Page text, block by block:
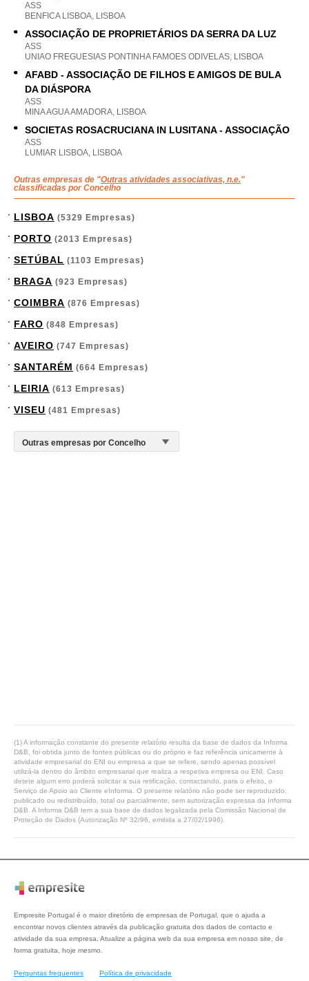
ASS
BENFICA LISBOA, LISBOA
ASSOCIAÇÃO DE PROPRIETÁRIOS DA SERRA DA LUZ
ASS
UNIAO FREGUESIAS PONTINHA FAMOES ODIVELAS, LISBOA
AFABD - ASSOCIAÇÃO DE FILHOS E AMIGOS DE BULA
DA DIÁSPORA
ASS
MINA AGUA AMADORA, LISBOA
SOCIETAS ROSACRUCIANA IN LUSITANA - ASSOCIAÇÃO
ASS
LUMIAR LISBOA, LISBOA
Outras empresas de "Outras atividades associativas, n.e."
classificadas por Concelho
LISBOA (5329 Empresas)
PORTO (2013 Empresas)
SETÚBAL (1103 Empresas)
BRAGA (923 Empresas)
COIMBRA (876 Empresas)
FARO (848 Empresas)
AVEIRO (747 Empresas)
SANTARÉM (664 Empresas)
LEIRIA (613 Empresas)
VISEU (481 Empresas)
(1) A informação constante do presente relatório resulta da base de dados da Informa
D&B, foi obtida junto de fontes públicas ou do próprio e faz referência unicamente à
atividade empresarial do ENI ou empresa a que se refere, sendo apenas possível
utilizá-la dentro do âmbito empresarial que realiza a respetiva empresa ou ENI. Caso
detete algum erro poderá solicitar a sua retificação, contactando, para o efeito, o
Serviço de Apoio ao Cliente eInforma. O presente relatório não pode ser reproduzido,
publicado ou redistribuído, total ou parcialmente, sem autorização expressa da Informa
D&B. A Informa D&B tem a sua base de dados legalizada pela Comissão Nacional de
Proteção de Dados (Autorização Nº 32/96, emitida a 27/02/1996).
Empresite Portugal é o maior diretório de empresas de Portugal, que o ajuda a
encontrar novos clientes através da publicação gratuita dos dados de contacto e
atividade da sua empresa. Atualize a página web da sua empresa em nosso site, de
forma gratuita, hoje mesmo.
Perguntas frequentes Política de privacidade